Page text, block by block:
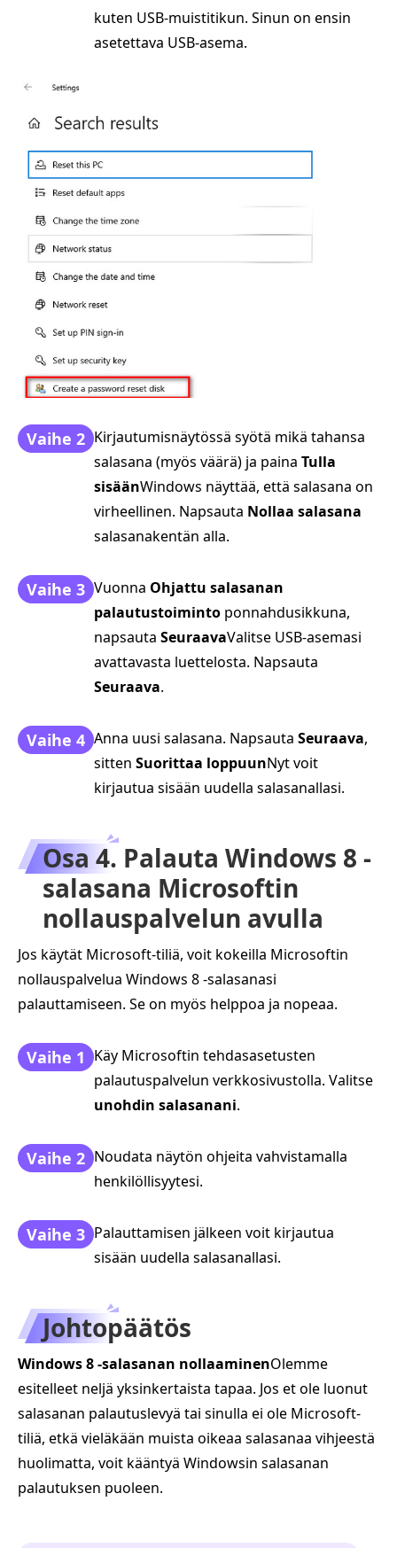
kuten USB-muistitikun. Sinun on ensin
asetettava USB-asema.
Vaihe 2 Kirjautumisnäytössä syötä mikä tahansa
salasana (myös väärä) ja paina Tulla
sisäänWindows näyttää, että salasana on
virheellinen. Napsauta Nollaa salasana
salasanakentän alla.
Vaihe 3 Vuonna Ohjattu salasanan
palautustoiminto ponnahdusikkuna,
napsauta SeuraavaValitse USB-asemasi
avattavasta luettelosta. Napsauta
Seuraava.
Vaihe 4 Anna uusi salasana. Napsauta Seuraava,
sitten Suorittaa loppuunNyt voit
kirjautua sisään uudella salasanallasi.
Osa 4. Palauta Windows 8 -
salasana Microsoftin
nollauspalvelun avulla
Jos käytät Microsoft-tiliä, voit kokeilla Microsoftin
nollauspalvelua Windows 8 -salasanasi
palauttamiseen. Se on myös helppoa ja nopeaa.
Vaihe 1 Käy Microsoftin tehdasasetusten
palautuspalvelun verkkosivustolla. Valitse
unohdin salasanani.
Vaihe 2 Noudata näytön ohjeita vahvistamalla
henkilöllisyytesi.
Vaihe 3 Palauttamisen jälkeen voit kirjautua
sisään uudella salasanallasi.
Johtopäätös
Windows 8 -salasanan nollaaminenOlemme
esitelleet neljä yksinkertaista tapaa. Jos et ole luonut
salasanan palautuslevyä tai sinulla ei ole Microsoft-
tiliä, etkä vieläkään muista oikeaa salasanaa vihjeestä
huolimatta, voit kääntyä Windowsin salasanan
palautuksen puoleen.